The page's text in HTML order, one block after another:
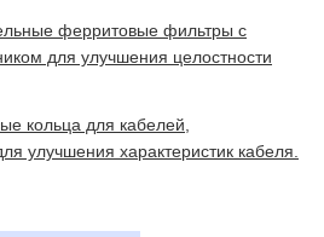
ферритовые фильтры с
для улучшения целостности
кольца для кабелей,
улучшения характеристик кабеля.